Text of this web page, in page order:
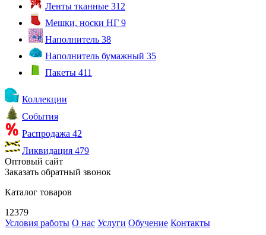
Ленты тканные 312
Мешки, носки НГ 9
Наполнитель 38
Наполнитель бумажный 35
Пакеты 411
Коллекции
События
Распродажа 42
Ликвидация 479
Оптовый сайт
Заказать обратный звонок
Каталог товаров
12379
Условия работы О нас Услуги Обучение Контакты